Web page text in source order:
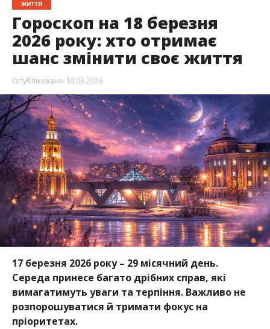
ЖИТТЯ
Гороскоп на 18 березня
2026 року: хто отримає
шанс змінити своє життя
Опубліковано 18.03.2026
17 березня 2026 року – 29 місячний день.
Середа принесе багато дрібних справ, які
вимагатимуть уваги та терпіння. Важливо не
розпорошуватися й тримати фокус на
пріоритетах.